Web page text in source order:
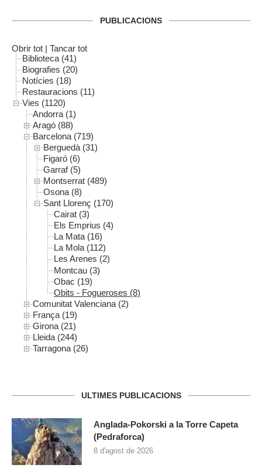
PUBLICACIONS
Obrir tot | Tancar tot
Biblioteca (41)
Biografies (20)
Notícies (18)
Restauracions (11)
Vies (1120)
Andorra (1)
Aragó (88)
Barcelona (719)
Berguedà (31)
Figaró (6)
Garraf (5)
Montserrat (489)
Osona (8)
Sant Llorenç (170)
Cairat (3)
Els Emprius (4)
La Mata (16)
La Mola (112)
Les Arenes (2)
Montcau (3)
Obac (19)
Obits - Fogueroses (8)
Comunitat Valenciana (2)
França (19)
Girona (21)
Lleida (244)
Tarragona (26)
ULTIMES PUBLICACIONS
Anglada-Pokorski a la Torre Capeta
(Pedraforca)
8 d'agost de 2026